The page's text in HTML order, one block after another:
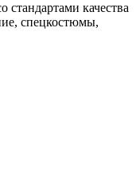
стандартами качества
спецкостюмы,